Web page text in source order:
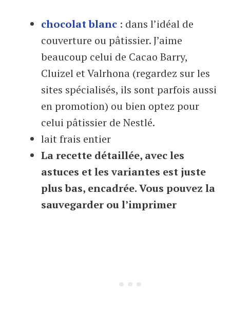
chocolat blanc : dans l’idéal de
couverture ou pâtissier. J’aime
beaucoup celui de Cacao Barry,
Cluizel et Valrhona (regardez sur les
sites spécialisés, ils sont parfois aussi
en promotion) ou bien optez pour
celui pâtissier de Nestlé.
lait frais entier
La recette détaillée, avec les
astuces et les variantes est juste
plus bas, encadrée. Vous pouvez la
sauvegarder ou l’imprimer